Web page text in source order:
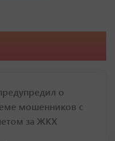
о
мошенников с
за ЖКХ